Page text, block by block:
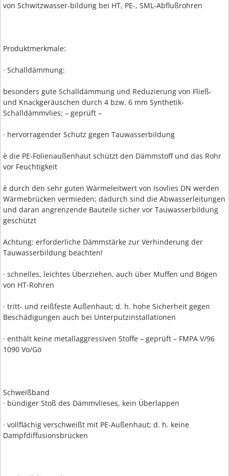
von Schwitzwasser-bildung bei HT, PE-, SML-Abflußrohren
Produktmerkmale:
· Schalldämmung:
besonders gute Schalldämmung und Reduzierung von Fließ-
und Knackgeräuschen durch 4 bzw. 6 mm Synthetik-
Schalldämmvlies; – geprüft –
· hervorragender Schutz gegen Tauwasserbildung
è die PE-Folienaußenhaut schützt den Dämmstoff und das Rohr
vor Feuchtigkeit
è durch den sehr guten Wärmeleitwert von Isovlies DN werden
Wärmebrücken vermieden; dadurch sind die Abwasserleitungen
und daran angrenzende Bauteile sicher vor Tauwasserbildung
geschützt
Achtung: erforderliche Dämmstärke zur Verhinderung der
Tauwasserbildung beachten!
· schnelles, leichtes Überziehen, auch über Muffen und Bögen
von HT-Rohren
· tritt- und reißfeste Außenhaut; d. h. hohe Sicherheit gegen
Beschädigungen auch bei Unterputzinstallationen
· enthält keine metallaggressiven Stoffe – geprüft – FMPA V/96
1090 Vo/Gö
Schweißband
· bündiger Stoß des Dämmvlieses, kein Überlappen
· vollflächig verschweißt mit PE-Außenhaut; d. h. keine
Dampfdiffusionsbrücken